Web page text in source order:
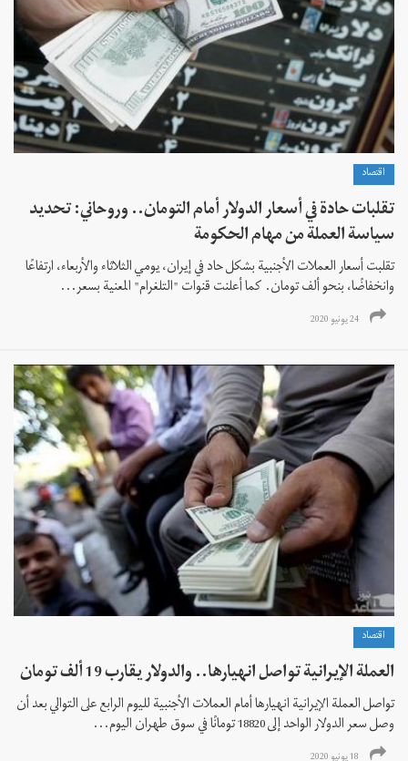
اقتصاد
تقلبات حادة في أسعار الدولار أمام التومان.. وروحاني: تحديد
سياسة العملة من مهام الحكومة
تقلبت أسعار العملات الأجنبية بشكل حاد في إيران، يومي الثلاثاء والأربعاء، ارتفاعًا
وانخفاضًا، بنحو ألف تومان. كما أعلنت قنوات "التلغرام" المعنية بسعر...
24 يونيو 2020
اقتصاد
العملة الإيرانية تواصل انهيارها.. والدولار يقارب 19 ألف تومان
تواصل العملة الإيرانية انهيارها أمام العملات الأجنبية لليوم الرابع على التوالي بعد أن
وصل سعر الدولار الواحد إلى 18820 تومانًا في سوق طهران اليوم...